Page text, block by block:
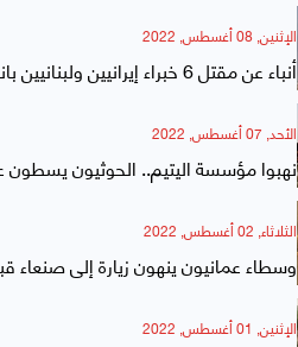
الإثنين, 08 أغسطس, 2022
أنباء عن مقتل 6 خبراء إيرانيين ولبنانيين بانفجار صاروخ بمعسكر للحوثيين بصنعاء
الأحد, 07 أغسطس, 2022
نهبوا مؤسسة اليتيم.. الحوثيون
الثلاثاء, 02 أغسطس, 2022
وسطاء عمانيون ينهون زيارة إلى صنعاء
الإثنين, 01 أغسطس, 2022